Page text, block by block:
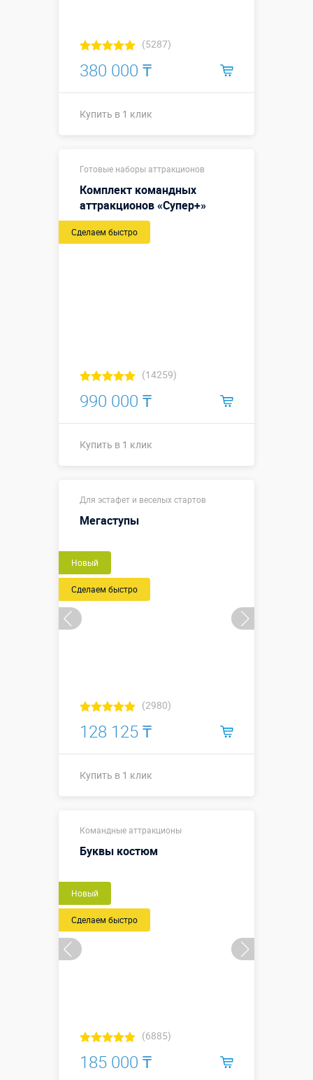
(5287)
380 000 ₸
Купить в 1 клик
Готовые наборы аттракционов
Комплект командных
аттракционов «Супер+»
Сделаем быстро
(14259)
990 000 ₸
Купить в 1 клик
Для эстафет и веселых стартов
Мегаступы
Новый
Сделаем быстро
(2980)
128 125 ₸
Купить в 1 клик
Размеры, м:
м
Больше деталей →
Командные аттракционы
Буквы костюм
Новый
Сделаем быстро
(6885)
185 000 ₸